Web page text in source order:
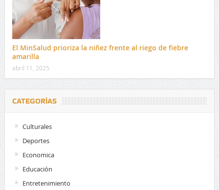
El MinSalud prioriza la niñez frente al riego de fiebre
amarilla
abril 11, 2025
CATEGORÍAS
Culturales
Deportes
Economica
Educación
Entretenimiento